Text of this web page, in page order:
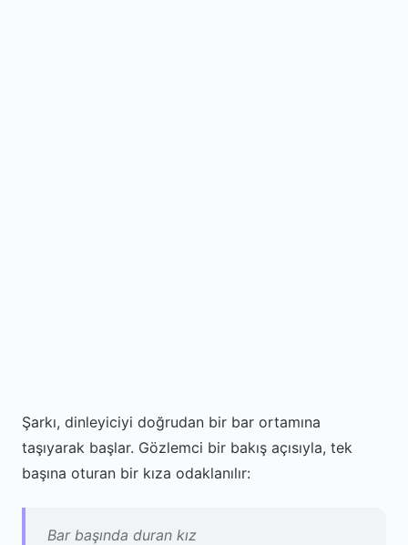
Şarkı, dinleyiciyi doğrudan bir bar ortamına
taşıyarak başlar. Gözlemci bir bakış açısıyla, tek
başına oturan bir kıza odaklanılır:
Bar başında duran kız